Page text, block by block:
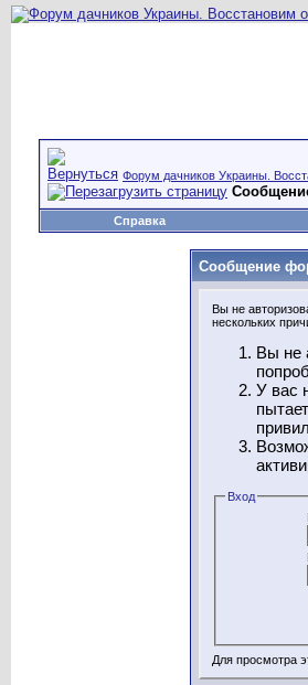
Форум дачников Украины.
Справка
Сообщение
Вы не
нескольких
Вы не
У вас
Вход
Для просмотра